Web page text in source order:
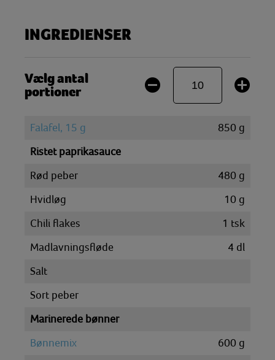
INGREDIENSER
Vælg antal
portioner
Falafel, 15 g 850 g
Ristet paprikasauce
Rød peber
480 g
Hvidløg
10 g
Chili flakes
1 tsk
Madlavningsfløde
4 dl
Salt
Sort peber
Marinerede bønner
Bønnemix
600 g